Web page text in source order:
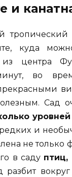
и
тропический
куда
центра
во
Сад
уровней
и
не только
в саду птиц,
разбит